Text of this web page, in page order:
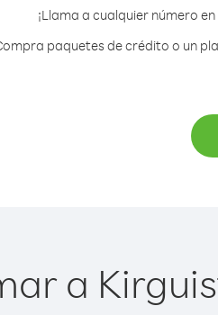
¡Llama a cualquier número
paquetes de crédito o un
a